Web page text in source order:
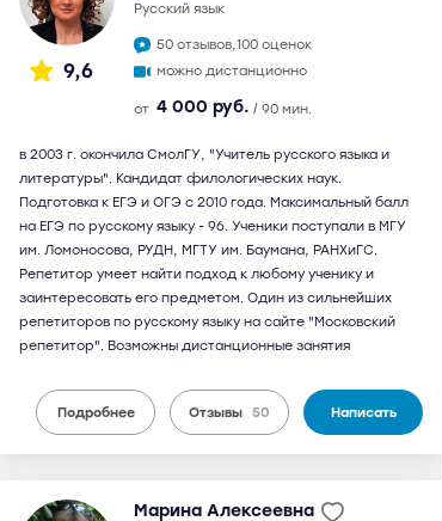
9,6
русский язык
50 отзывов,100 оценок
можно дистанционно
от 4 000 руб. / 90 мин.
в 2003 г. окончила СмолГУ, "Учитель русского языка и
литературы". Кандидат филологических наук.
Подготовка к ЕГЭ и ОГЭ с 2010 года. Максимальный балл
на ЕГЭ по русскому языку - 96. Ученики поступали в МГУ
им. Ломоносова, РУДН, МГТУ им. Баумана, РАНХиГС.
Репетитор умеет найти подход к любому ученику и
заинтересовать его предметом. Один из сильнейших
репетиторов по русскому языку на сайте "Московский
репетитор". Возможны дистанционные занятия
Подробнее Отзывы 50 Написать
Марина Алексеевна